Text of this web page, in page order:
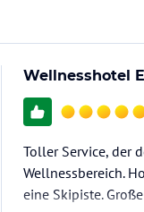
Wellnesshotel
Toller Service, der
Wellnessbereich.
eine Skipiste.